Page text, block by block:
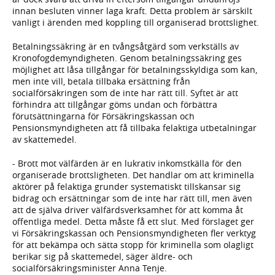
innan besluten vinner laga kraft. Detta problem är särskilt
vanligt i ärenden med koppling till organiserad brottslighet.
Betalningssäkring är en tvångsåtgärd som verkställs av
Kronofogdemyndigheten. Genom betalningssäkring ges
möjlighet att låsa tillgångar för betalningsskyldiga som kan,
men inte vill, betala tillbaka ersättning från
socialförsäkringen som de inte har rätt till. Syftet är att
förhindra att tillgångar göms undan och förbättra
förutsättningarna för Försäkringskassan och
Pensionsmyndigheten att få tillbaka felaktiga utbetalningar
av skattemedel.
- Brott mot välfärden är en lukrativ inkomstkälla för den
organiserade brottsligheten. Det handlar om att kriminella
aktörer på felaktiga grunder systematiskt tillskansar sig
bidrag och ersättningar som de inte har rätt till, men även
att de själva driver välfärdsverksamhet för att komma åt
offentliga medel. Detta måste få ett slut. Med förslaget ger
vi Försäkringskassan och Pensionsmyndigheten fler verktyg
för att bekämpa och sätta stopp för kriminella som olagligt
berikar sig på skattemedel, säger äldre- och
socialförsäkringsminister Anna Tenje.